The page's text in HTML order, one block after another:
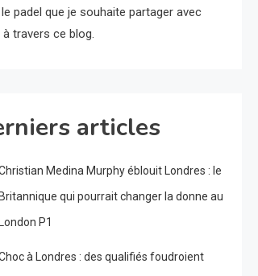
padel que je souhaite partager avec
travers ce blog.
articles
Medina Murphy éblouit Londres : le
Britannique qui pourrait changer la donne au
London P1
à Londres : des qualifiés foudroient